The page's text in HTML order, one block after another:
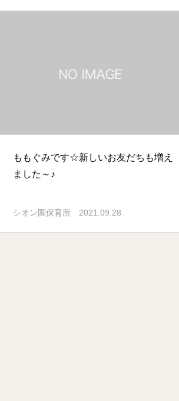
ももぐみです☆新しいお友だちも増え
ました～♪
シオン園保育所 2021.09.28